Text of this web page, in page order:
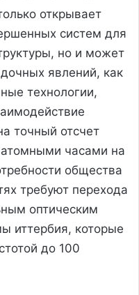
открывает
систем для
но и может
явлений, как
технологии,
точный отсчет
часами на
общества
требуют перехода
оптическим
иттербия, которые
до 100